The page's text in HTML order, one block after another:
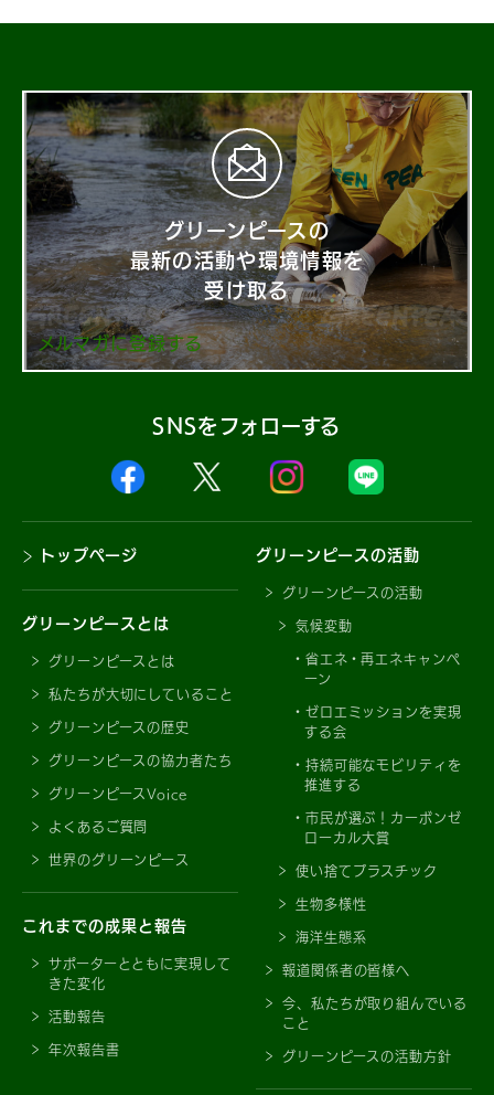
グリーンピースの
最新の活動や環境情報を
受け取る
メルマガに登録する
SNSをフォローする
トップページ
グリーンピースとは
グリーンピースとは
私たちが大切にしていること
グリーンピースの歴史
グリーンピースの協力者たち
グリーンピースVoice
よくあるご質問
世界のグリーンピース
これまでの成果と報告
サポーターとともに実現して
きた変化
活動報告
年次報告書
グリーンピースの活動
グリーンピースの活動
気候変動
省エネ・再エネキャンペ
ーン
ゼロエミッションを実現
する会
持続可能なモビリティを
推進する
市民が選ぶ！カーボンゼ
ローカル大賞
使い捨てプラスチック
生物多様性
海洋生態系
報道関係者の皆様へ
今、私たちが取り組んでいる
こと
グリーンピースの活動方針